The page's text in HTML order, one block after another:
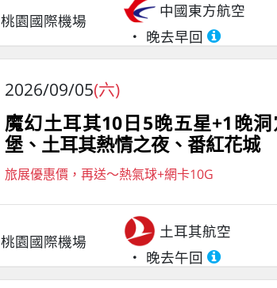
桃園國際機場
中國東方航空
晚去早回
2026/09/05(六)
魔幻土耳其10日5晚五星+1晚
堡、土耳其熱情之夜、番紅花城
旅展優惠價，再送～熱氣球+網卡10G
桃園國際機場
土耳其航空
晚去午回